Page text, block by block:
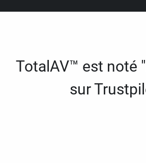
TotalAV™ est noté
sur